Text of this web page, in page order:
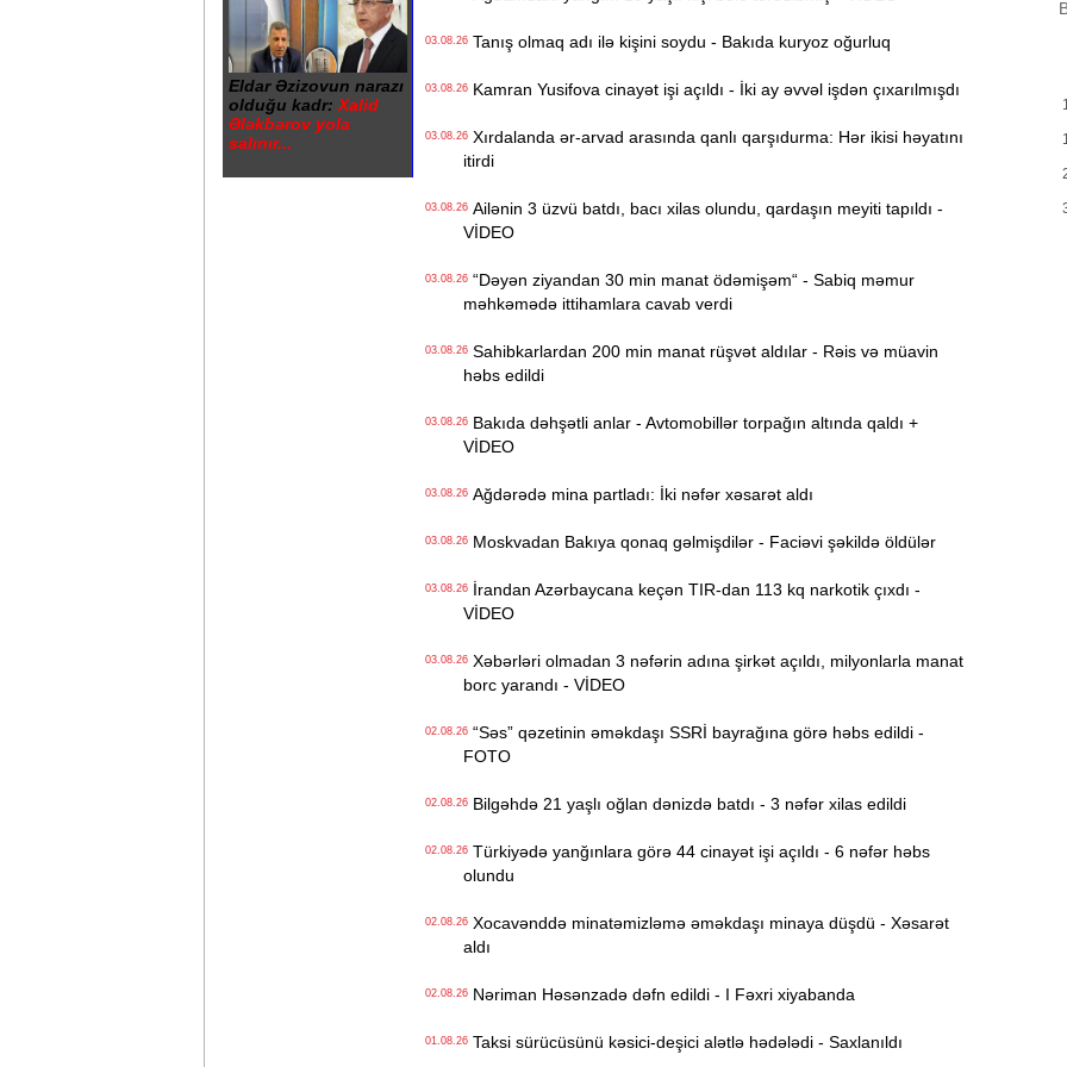
Eldar Əzizovun narazı
olduğu kadr: Xalid
Ələkbərov yola
salınır...
03.08.26Tanış olmaq adı ilə kişini soydu - Bakıda kuryoz oğurluq
03.08.26Kamran Yusifova cinayət işi açıldı - İki ay əvvəl işdən çıxarılmışdı
03.08.26Xırdalanda ər-arvad arasında qanlı qarşıdurma: Hər ikisi həyatını
itirdi
03.08.26Ailənin 3 üzvü batdı, bacı xilas olundu, qardaşın meyiti tapıldı -
VİDEO
03.08.26“Dəyən ziyandan 30 min manat ödəmişəm“ - Sabiq məmur
məhkəmədə ittihamlara cavab verdi
03.08.26Sahibkarlardan 200 min manat rüşvət aldılar - Rəis və müavin
həbs edildi
03.08.26Bakıda dəhşətli anlar - Avtomobillər torpağın altında qaldı +
VİDEO
03.08.26Ağdərədə mina partladı: İki nəfər xəsarət aldı
03.08.26Moskvadan Bakıya qonaq gəlmişdilər - Faciəvi şəkildə öldülər
03.08.26İrandan Azərbaycana keçən TIR-dan 113 kq narkotik çıxdı -
VİDEO
03.08.26Xəbərləri olmadan 3 nəfərin adına şirkət açıldı, milyonlarla manat
borc yarandı - VİDEO
02.08.26“Səs” qəzetinin əməkdaşı SSRİ bayrağına görə həbs edildi -
FOTO
02.08.26Bilgəhdə 21 yaşlı oğlan dənizdə batdı - 3 nəfər xilas edildi
02.08.26Türkiyədə yanğınlara görə 44 cinayət işi açıldı - 6 nəfər həbs
olundu
02.08.26Xocavənddə minatəmizləmə əməkdaşı minaya düşdü - Xəsarət
aldı
02.08.26Nəriman Həsənzadə dəfn edildi - I Fəxri xiyabanda
01.08.26Taksi sürücüsünü kəsici-deşici alətlə hədələdi - Saxlanıldı